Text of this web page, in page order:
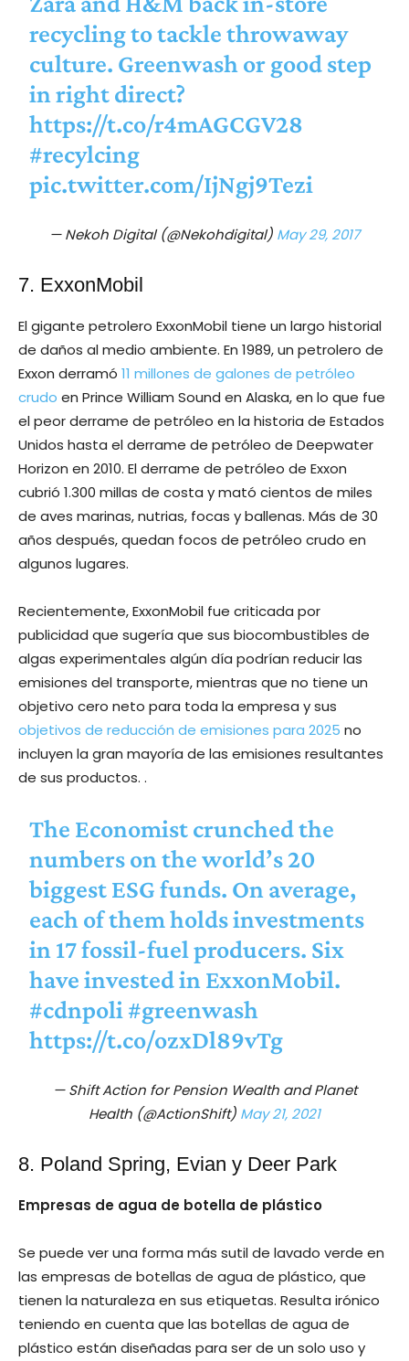
recycling to tackle throwaway
culture. Greenwash or good step
in right direct?
https://t.co/r4mAGCGV28
#recylcing
pic.twitter.com/IjNgj9Tezi
— Nekoh Digital (@Nekohdigital) May 29, 2017
7. ExxonMobil
El gigante petrolero ExxonMobil tiene un largo historial
de daños al medio ambiente. En 1989, un petrolero de
Exxon derramó 11 millones de galones de petróleo
crudo en Prince William Sound en Alaska, en lo que fue
el peor derrame de petróleo en la historia de Estados
Unidos hasta el derrame de petróleo de Deepwater
Horizon en 2010. El derrame de petróleo de Exxon
cubrió 1.300 millas de costa y mató cientos de miles
de aves marinas, nutrias, focas y ballenas. Más de 30
años después, quedan focos de petróleo crudo en
algunos lugares.
Recientemente, ExxonMobil fue criticada por
publicidad que sugería que sus biocombustibles de
algas experimentales algún día podrían reducir las
emisiones del transporte, mientras que no tiene un
objetivo cero neto para toda la empresa y sus
objetivos de reducción de emisiones para 2025 no
incluyen la gran mayoría de las emisiones resultantes
de sus productos. .
The Economist crunched the
numbers on the world’s 20
biggest ESG funds. On average,
each of them holds investments
in 17 fossil-fuel producers. Six
have invested in ExxonMobil.
#cdnpoli #greenwash
https://t.co/ozxDl89vTg
— Shift Action for Pension Wealth and Planet
Health (@ActionShift) May 21, 2021
8. Poland Spring, Evian y Deer Park
Empresas de agua de botella de plástico
Se puede ver una forma más sutil de lavado verde en
las empresas de botellas de agua de plástico, que
tienen la naturaleza en sus etiquetas. Resulta irónico
teniendo en cuenta que las botellas de agua de
plástico están diseñadas para ser de un solo uso y